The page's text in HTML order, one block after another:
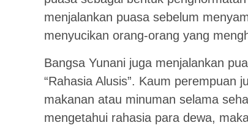
menjalankan puasa sebelum
menyucikan orang-orang yang
Bangsa Yunani juga menjalankan
“Rahasia Alusis”. Kaum perempuan
makanan atau minuman selama
mengetahui rahasia para dewa,